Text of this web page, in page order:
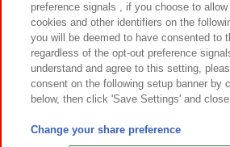
©Bandai Namco Amusement
©Bandai Namco Amusement
preference signals , if you choose to
cookies and other identifiers on the
you will be deemed to have consented to
regardless of the opt-out preference
understand and agree to this setting,
consent on the following setup banner by
below, then click 'Save Settings' and
Change your share preference